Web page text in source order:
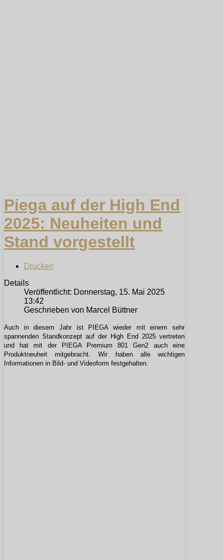
Piega auf der High End
2025: Neuheiten und
Stand vorgestellt
Drucken
Details
Veröffentlicht: Donnerstag, 15. Mai 2025
13:42
Geschrieben von Marcel Büttner
Auch in diesem Jahr ist PIEGA wieder mit einem sehr
spannenden Standkonzept auf der High End 2025 vertreten
und hat mit der PIEGA Premium 801 Gen2 auch eine
Produktneuheit mitgebracht. Wir haben alle wichtigen
Informationen in Bild- und Videoform festgehalten.